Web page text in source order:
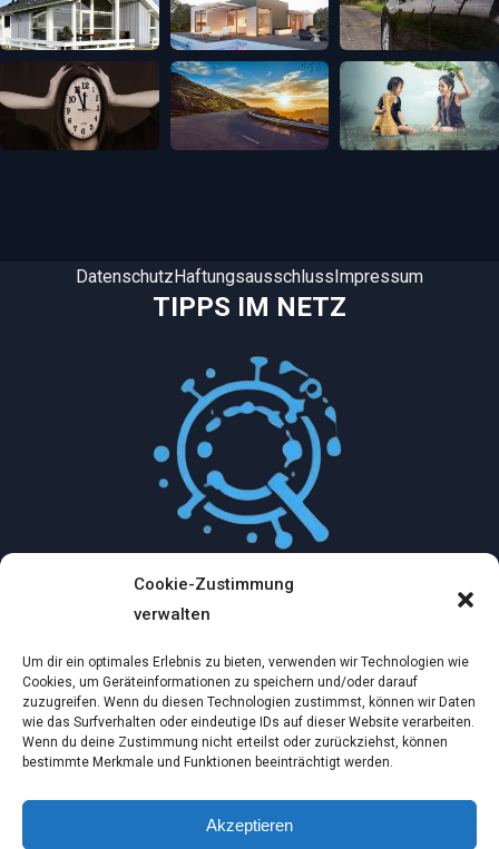
Cookie-Zustimmung
verwalten
Um dir ein optimales Erlebnis zu bieten, verwenden wir Technologien wie
Cookies, um Geräteinformationen zu speichern und/oder darauf
zuzugreifen. Wenn du diesen Technologien zustimmst, können wir Daten
wie das Surfverhalten oder eindeutige IDs auf dieser Website verarbeiten.
Wenn du deine Zustimmung nicht erteilst oder zurückziehst, können
bestimmte Merkmale und Funktionen beeinträchtigt werden.
Akzeptieren
TIPPS IM NETZ
DatenschutzHaftungsausschlussImpressum
Mythologische Abenteuer in der Welt der
Dez. 2, 2024
Ein virtueller Traum am wilden Strand